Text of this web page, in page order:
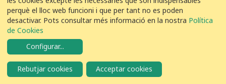
1 Martinet blanc Egretta garzetta
5 de octubre de 2017
05/10/2017 10:29:00
EDAR Baix Llobregat - Dario Zurbrigg Baldi
perquè el lloc web funcioni i que per tant no es poden
desactivar. Pots consultar més informació en la nostra Política
de Cookies
Configurar...
Rebutjar cookies Acceptar cookies